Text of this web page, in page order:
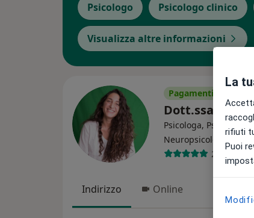
Psicologo Psicologo clinico
Visualizza altre informazioni
Pagamenti online
Dott.ssa
Psicologa, Psicologa
Neuropsicologa ·
23
Indirizzo Online
La
rifiuti
Puoi